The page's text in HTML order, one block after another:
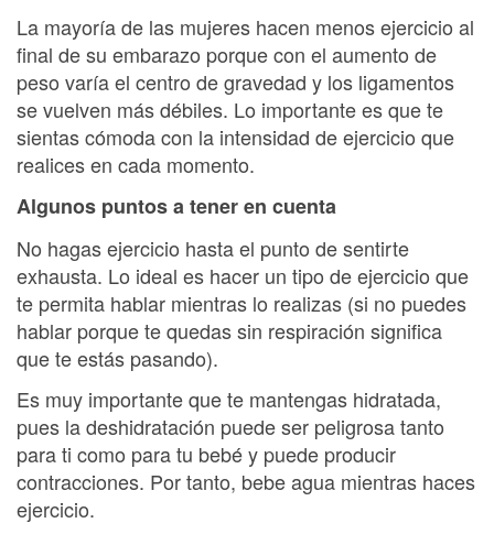
La mayoría de las mujeres hacen menos ejercicio al
final de su embarazo porque con el aumento de
peso varía el centro de gravedad y los ligamentos
se vuelven más débiles. Lo importante es que te
sientas cómoda con la intensidad de ejercicio que
realices en cada momento.
Algunos puntos a tener en cuenta
No hagas ejercicio hasta el punto de sentirte
exhausta. Lo ideal es hacer un tipo de ejercicio que
te permita hablar mientras lo realizas (si no puedes
hablar porque te quedas sin respiración significa
que te estás pasando).
Es muy importante que te mantengas hidratada,
pues la deshidratación puede ser peligrosa tanto
para ti como para tu bebé y puede producir
contracciones. Por tanto, bebe agua mientras haces
ejercicio.